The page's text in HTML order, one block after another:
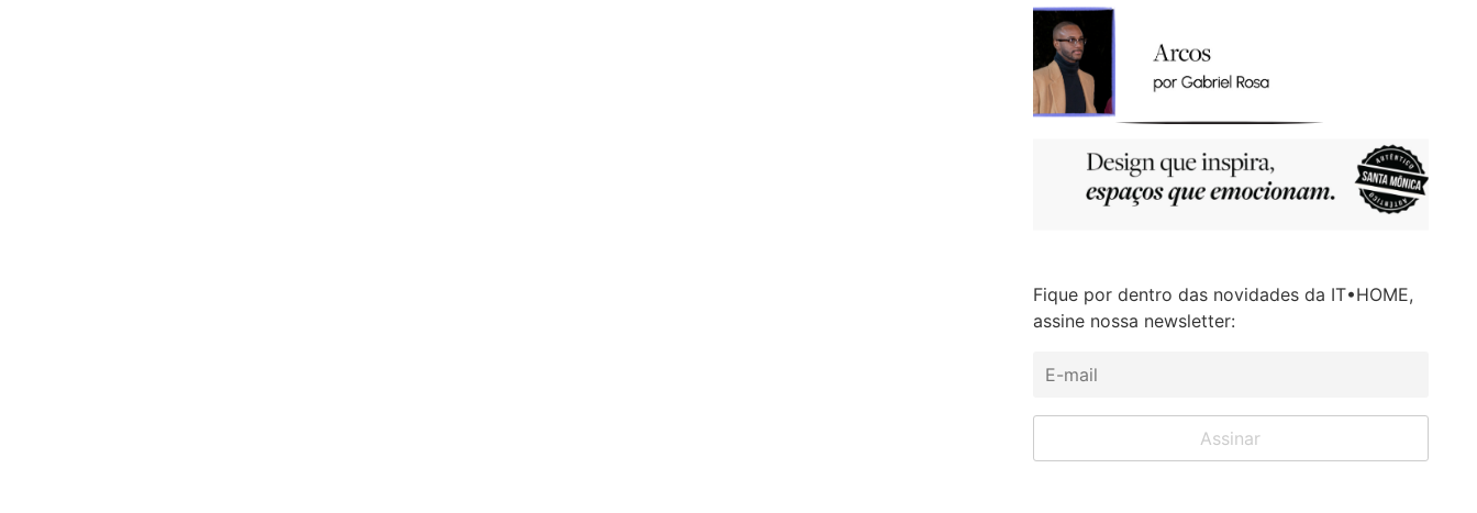
Fique por dentro das novidades da IT•HOME,
assine nossa newsletter: